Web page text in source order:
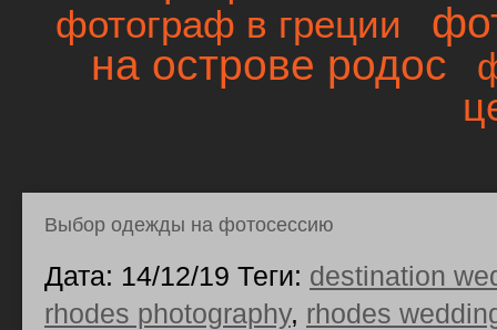
фотограф в греции
на острове родос
Выбор одежды на фотосессию
Дата: 14/12/19 Теги: destination
rhodes photography, rhodes